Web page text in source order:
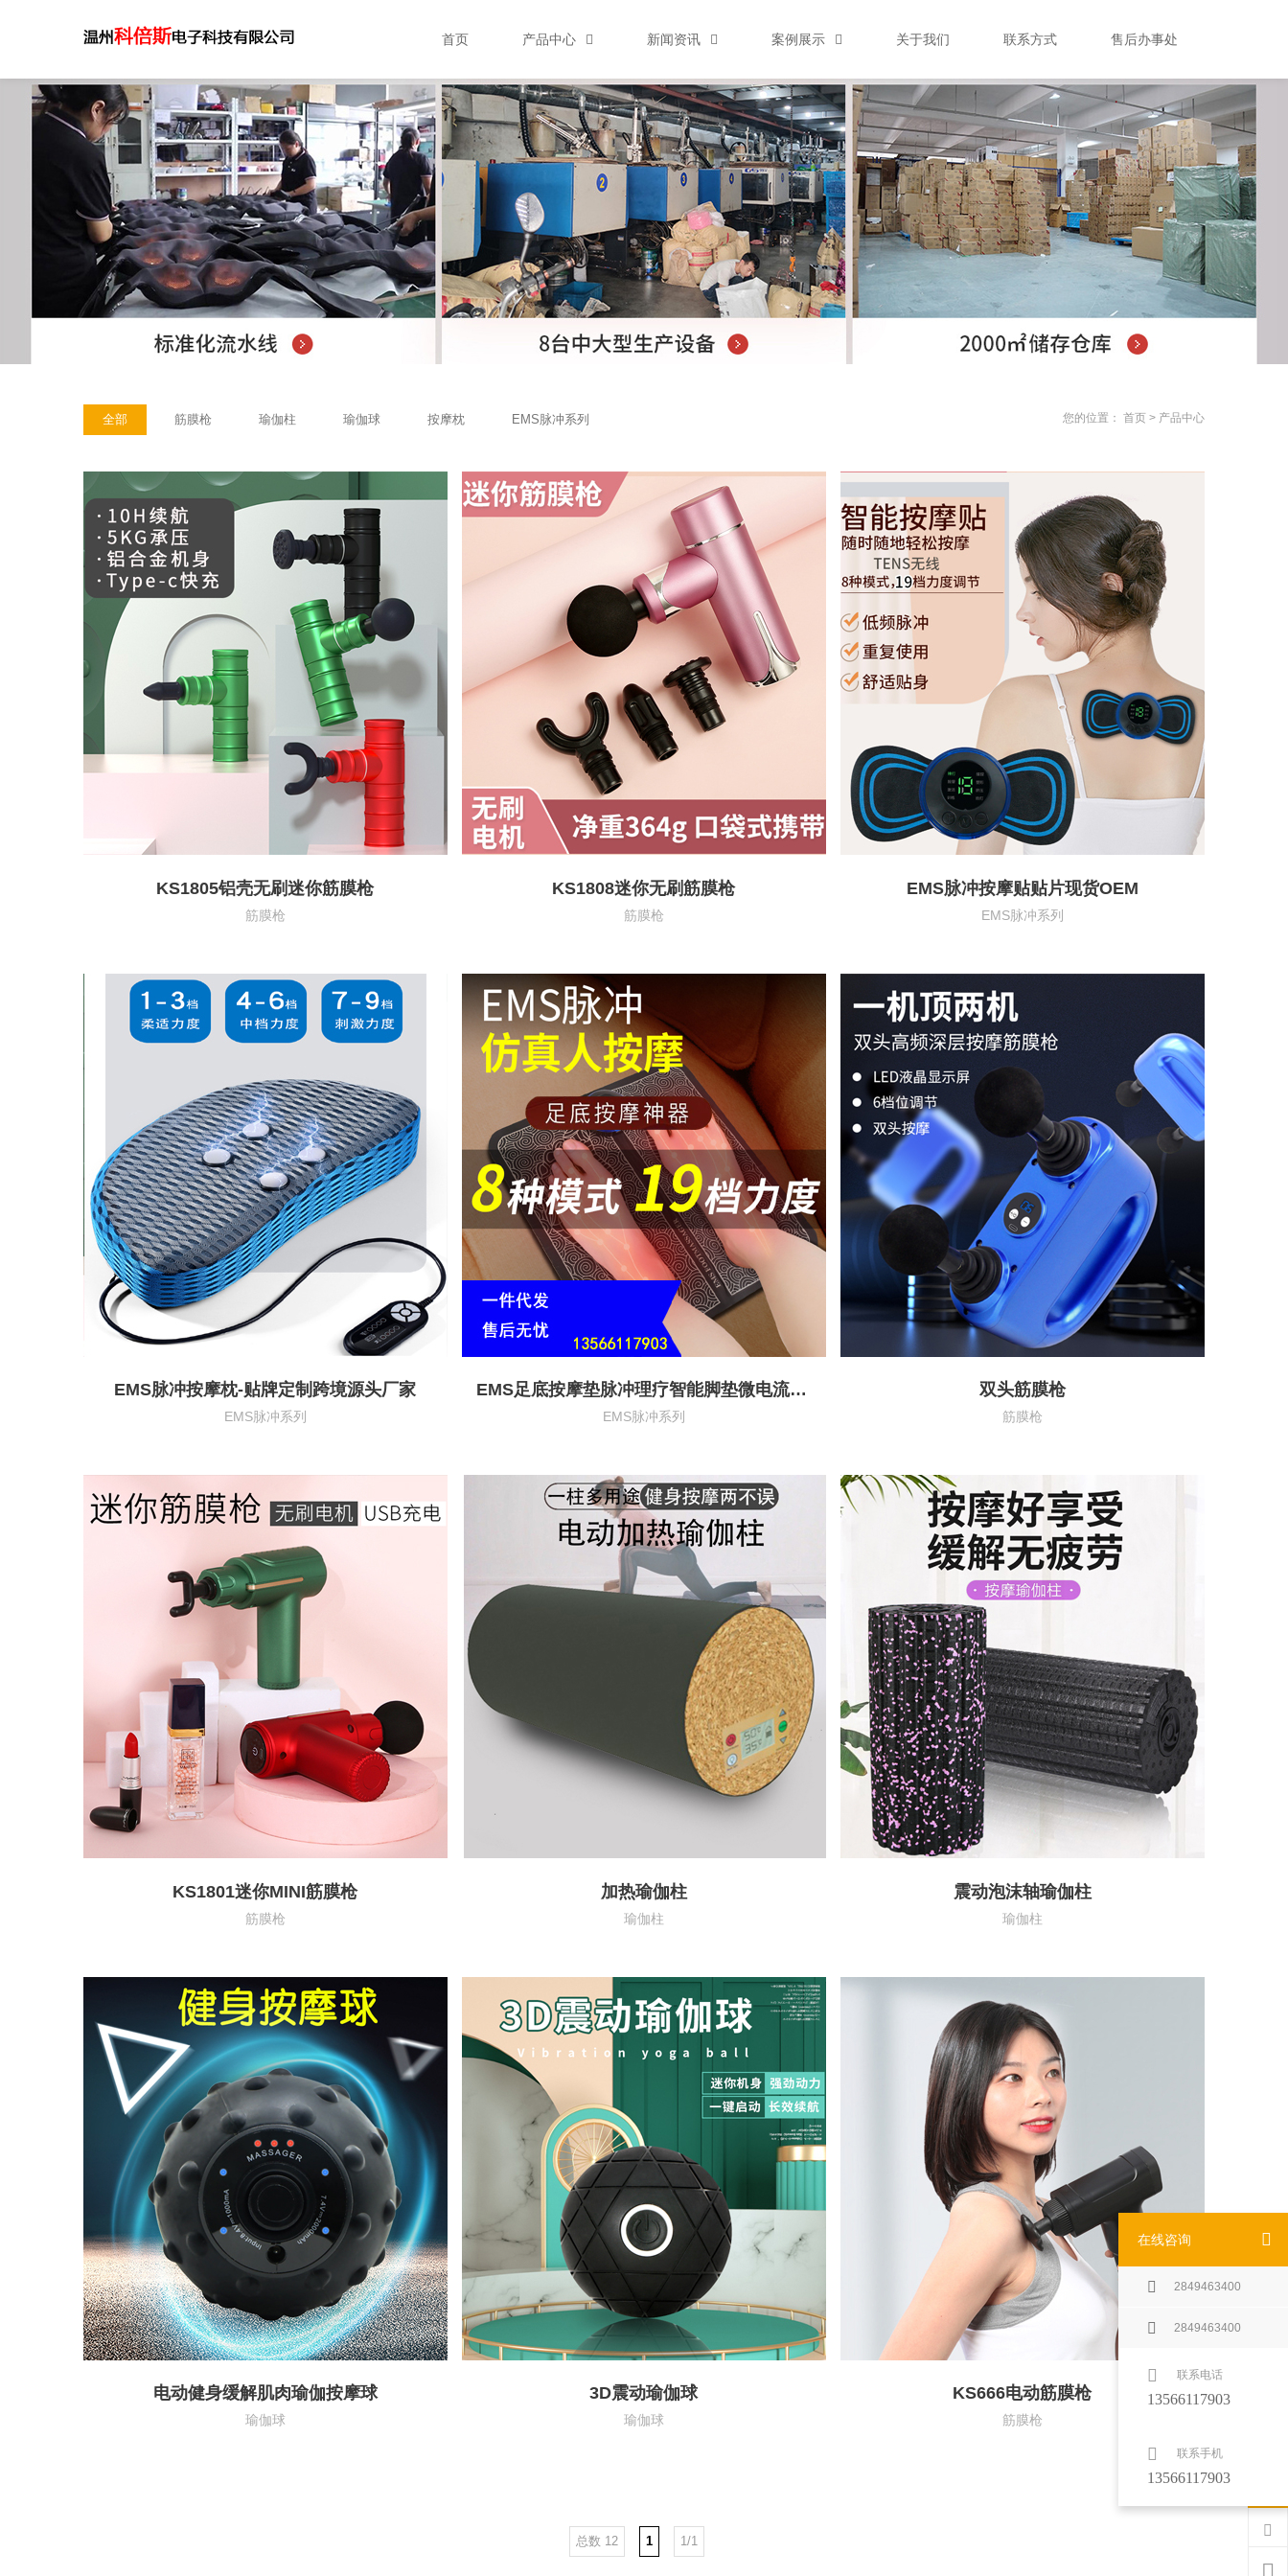
首页 产品中心 新闻资讯 案例展示 关于我们 联系方式 售后办事处
您的位置： 首页 > 产品中心
全部 筋膜枪 瑜伽柱 瑜伽球 按摩枕 EMS脉冲系列
KS1805铝壳无刷迷你筋膜枪
筋膜枪
KS1808迷你无刷筋膜枪
筋膜枪
EMS脉冲按摩贴贴片现货OEM
EMS脉冲系列
EMS脉冲按摩枕-贴牌定制跨境源头厂家
EMS脉冲系列
EMS足底按摩垫脉冲理疗智能脚垫微电流脚底按摩器USB充电足疗机
EMS脉冲系列
双头筋膜枪
筋膜枪
KS1801迷你MINI筋膜枪
筋膜枪
加热瑜伽柱
瑜伽柱
震动泡沫轴瑜伽柱
瑜伽柱
电动健身缓解肌肉瑜伽按摩球
瑜伽球
3D震动瑜伽球
瑜伽球
KS666电动筋膜枪
筋膜枪
总数 12 1 1/1
在线咨询
2849463400
2849463400
联系电话
13566117903
联系手机
13566117903